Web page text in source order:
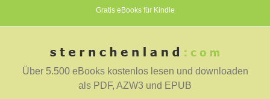
Gratis eBooks für Kindle
Über 5.500 eBooks kostenlos lesen und downloaden
als PDF, AZW3 und EPUB